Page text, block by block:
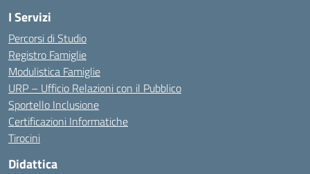
I Servizi
Percorsi di Studio
Registro Famiglie
Modulistica Famiglie
URP – Ufficio Relazioni con il Pubblico
Sportello Inclusione
Certificazioni Informatiche
Tirocini
Didattica